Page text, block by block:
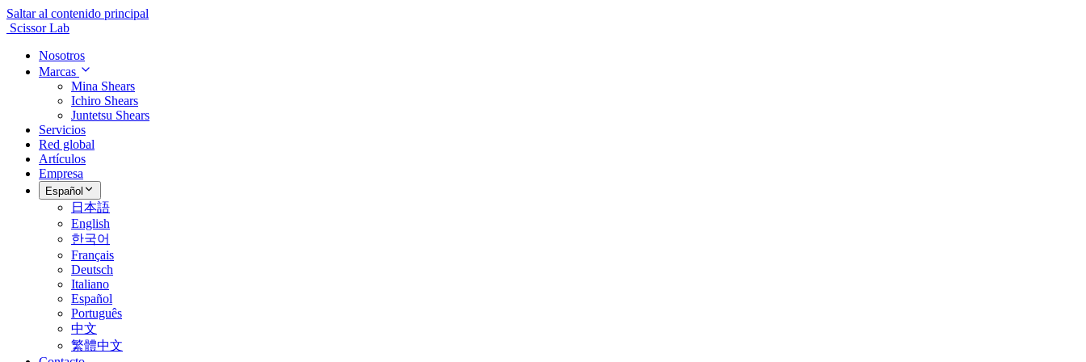
Saltar al contenido principal
Scissor Lab
Nosotros
Marcas
Mina Shears
Ichiro Shears
Juntetsu Shears
Servicios
Red global
Artículos
Empresa
Español
日本語
English
한국어
Français
Deutsch
Italiano
Español
Português
中文
繁體中文